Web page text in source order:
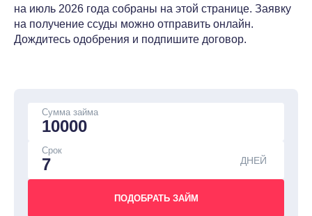
на июль 2026 года собраны на этой странице. Заявку
на получение ссуды можно отправить онлайн.
Дождитесь одобрения и подпишите договор.
Сумма займа
Срок
ДНЕЙ